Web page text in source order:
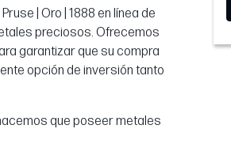
| Oro | 1888 en línea de
preciosos. Ofrecemos
garantizar que su compra
opción de inversión tanto
que poseer metales